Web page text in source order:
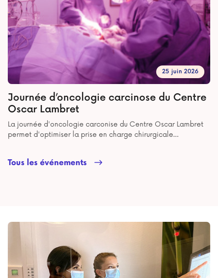
25 juin 2026
Journée d’oncologie carcinose du Centre
Oscar Lambret
La journée d'oncologie carconise du Centre Oscar Lambret
permet d'optimiser la prise en charge chirurgicale
réfractaires et de renforcer l’accompagnement paramédical
Tous les événements